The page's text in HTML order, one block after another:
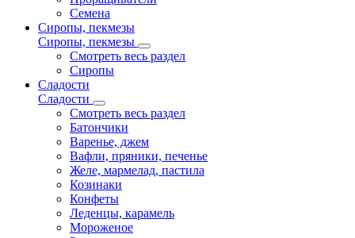
Семена
Сиропы, пекмезы
Сиропы, пекмезы
Смотреть весь раздел
Сиропы
Сладости
Сладости
Смотреть весь раздел
Батончики
Варенье, джем
Вафли, пряники, печенье
Желе, мармелад, пастила
Козинаки
Конфеты
Леденцы, карамель
Мороженое